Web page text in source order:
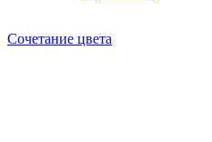
Сочетание цвета